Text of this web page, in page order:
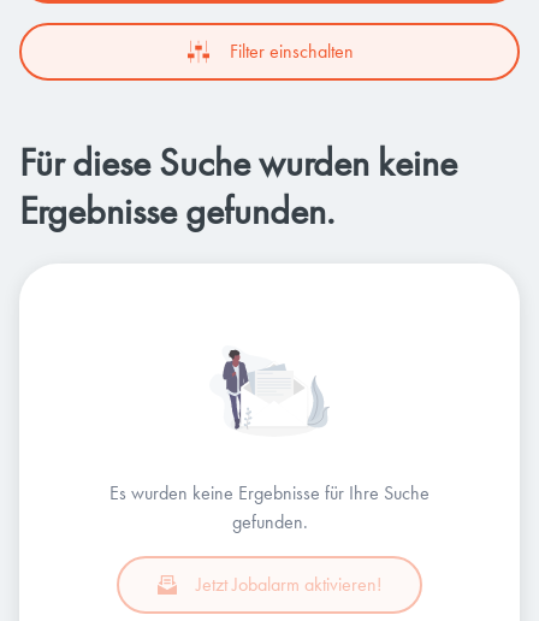
Filter einschalten
Für diese Suche wurden keine
Ergebnisse gefunden.
Es wurden keine Ergebnisse für Ihre Suche
gefunden.
Jetzt Jobalarm aktivieren!